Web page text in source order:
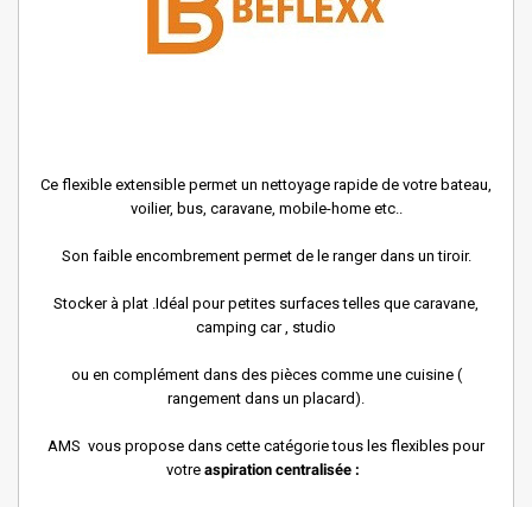
Ce flexible extensible permet un nettoyage rapide de votre bateau,
voilier, bus, caravane, mobile-home etc..
Son faible encombrement permet de le ranger dans un tiroir.
Stocker à plat .Idéal pour petites surfaces telles que caravane,
camping car , studio
ou en complément dans des pièces comme une cuisine (
rangement dans un placard).
AMS vous propose dans cette catégorie tous les flexibles pour
votre aspiration centralisée :